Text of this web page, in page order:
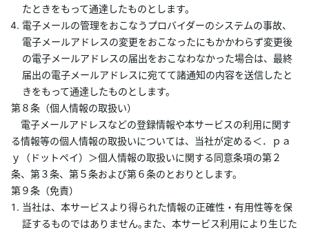
たときをもって通達したものとします。
電子メールの管理をおこなうプロバイダーのシステムの事故、
電子メールアドレスの変更をおこなったにもかかわらず変更後
の電子メールアドレスの届出をおこなわなかった場合は、最終
届出の電子メールアドレスに宛てて諸通知の内容を送信したと
きをもって通達したものとします。
第８条（個人情報の取扱い）
電子メールアドレスなどの登録情報や本サービスの利用に関す
る情報等の個人情報の取扱いについては、当社が定める＜．ｐａ
ｙ（ドットペイ）＞個人情報の取扱いに関する同意条項の第２
条、第３条、第５条および第６条のとおりとします。
第９条（免責）
当社は、本サービスより得られた情報の正確性・有用性等を保
証するものではありません｡また、本サービス利用により生じた